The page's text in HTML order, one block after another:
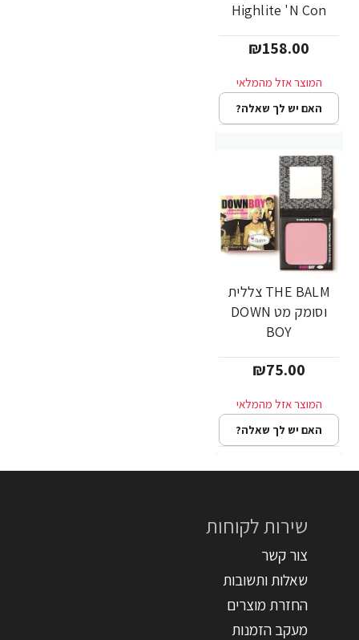
Highlite 'N Con
₪158.00
האם יש לך שאלה?
THE BALM צללית
וסומק מט DOWN
BOY
₪75.00
האם יש לך שאלה?
שירות לקוחות
צור קשר
שאלות ותשובות
החזרת מוצרים
מעקב הזמנות